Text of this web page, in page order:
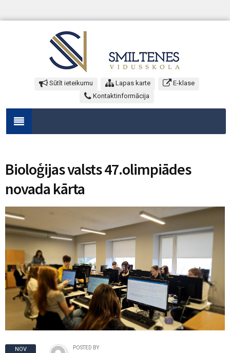
Sūtīt ieteikumu Lapas karte
E-klase
Kontaktinformācija
Bioloģijas valsts 47.olimpiādes
novada kārta
NOV POSTED BY